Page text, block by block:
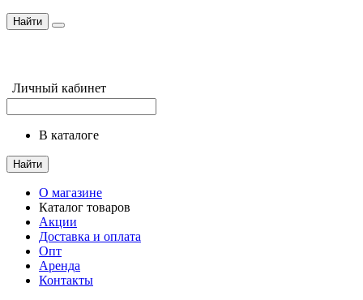
Найти
Личный кабинет
в каталоге
Найти
О магазине
Каталог товаров
Акции
Доставка и оплата
Опт
Аренда
Контакты